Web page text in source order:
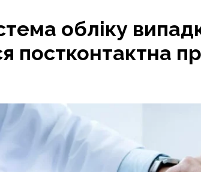
обліку
постконтактна